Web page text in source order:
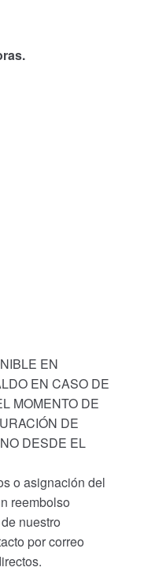
EN
EN CASO DE
MOMENTO DE
DE
DESDE EL
o asignación del
reembolso
nuestro
por correo